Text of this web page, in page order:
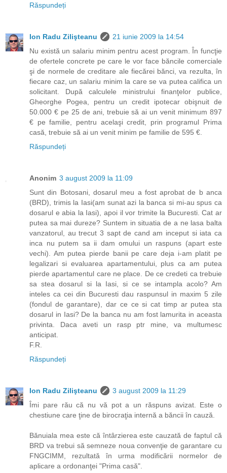
Răspundeți
Ion Radu Zilişteanu
21 iunie 2009 la 14:54
Nu există un salariu minim pentru acest program. În funcţie
de ofertele concrete pe care le vor face băncile comerciale
şi de normele de creditare ale fiecărei bănci, va rezulta, în
fiecare caz, un salariu minim la care se va putea califica un
solicitant. După calculele ministrului finanţelor publice,
Gheorghe Pogea, pentru un credit ipotecar obişnuit de
50.000 € pe 25 de ani, trebuie să ai un venit minimum 897
€ pe familie, pentru acelaşi credit, prin programul Prima
casă, trebuie să ai un venit minim pe familie de 595 €.
Răspundeți
Anonim 3 august 2009 la 11:09
Sunt din Botosani, dosarul meu a fost aprobat de b anca
(BRD), trimis la Iasi(am sunat azi la banca si mi-au spus ca
dosarul e abia la Iasi), apoi il vor trimite la Bucuresti. Cat ar
putea sa mai dureze? Suntem in situatia de a ne lasa balta
vanzatorul, au trecut 3 sapt de cand am inceput si iata ca
inca nu putem sa ii dam omului un raspuns (apart este
vechi). Am putea pierde banii pe care deja i-am platit pe
legalizari si evaluarea apartamentului, plus ca am putea
pierde apartamentul care ne place. De ce credeti ca trebuie
sa stea dosarul si la Iasi, si ce se intampla acolo? Am
inteles ca cei din Bucuresti dau raspunsul in maxim 5 zile
(fondul de garantare), dar ce ce si cat timp ar putea sta
dosarul in Iasi? De la banca nu am fost lamurita in aceasta
privinta. Daca aveti un rasp ptr mine, va multumesc
anticipat.
F.R.
Răspundeți
Ion Radu Zilişteanu
3 august 2009 la 11:29
Îmi pare rău că nu vă pot a un răspuns avizat. Este o
chestiune care ţine de birocraţia internă a băncii în cauză.
Bănuiala mea este că întârzierea este cauzată de faptul că
BRD va trebui să semneze noua convenţie de garantare cu
FNGCIMM, rezultată în urma modificării normelor de
aplicare a ordonanţei "Prima casă".